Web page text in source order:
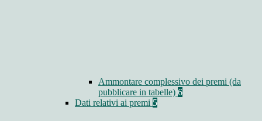
Ammontare complessivo dei premi (da
pubblicare in tabelle) 6
Dati relativi ai premi 5